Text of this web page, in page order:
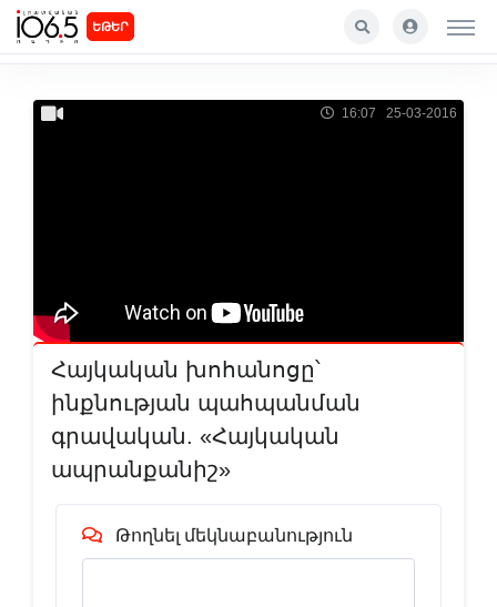
ԵԹԵՐ
16:07 25-03-2016
Հայկական խոհանոցը՝
ինքնության պահպանման
գրավական. «Հայկական
ապրանքանիշ»
Թողնել մեկնաբանություն